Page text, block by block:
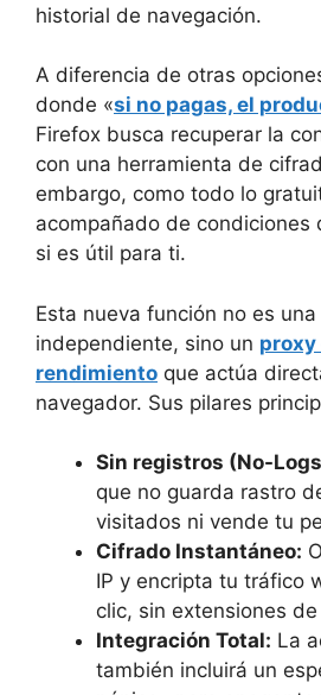
historial de navegación.
A diferencia de otras
donde «si no pagas, el
Firefox busca recuperar la
con una herramienta de
embargo, como todo lo
acompañado de condiciones
si es útil para ti.
Esta nueva función no es
independiente, sino un proxy
rendimiento que actúa
navegador. Sus pilares
Sin registros (No-
que no guarda rastro
visitados ni vende tu
Cifrado Instantáneo:
IP y encripta tu tráfico
clic, sin extensiones
Integración Total: La
también incluirá un